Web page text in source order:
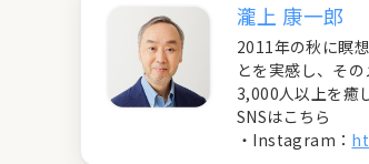
瀧上 康一郎
2011年の秋に瞑
とを実感し、そ
3,000人以上を癒
SNSはこちら
・Instagram：